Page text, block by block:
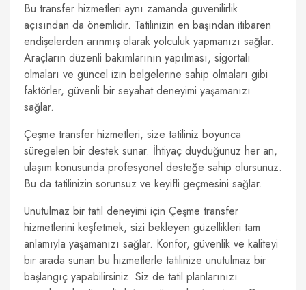
Bu transfer hizmetleri aynı zamanda güvenilirlik
açısından da önemlidir. Tatilinizin en başından itibaren
endişelerden arınmış olarak yolculuk yapmanızı sağlar.
Araçların düzenli bakımlarının yapılması, sigortalı
olmaları ve güncel izin belgelerine sahip olmaları gibi
faktörler, güvenli bir seyahat deneyimi yaşamanızı
sağlar.
Çeşme transfer hizmetleri, size tatiliniz boyunca
süregelen bir destek sunar. İhtiyaç duyduğunuz her an,
ulaşım konusunda profesyonel desteğe sahip olursunuz.
Bu da tatilinizin sorunsuz ve keyifli geçmesini sağlar.
Unutulmaz bir tatil deneyimi için Çeşme transfer
hizmetlerini keşfetmek, sizi bekleyen güzellikleri tam
anlamıyla yaşamanızı sağlar. Konfor, güvenlik ve kaliteyi
bir arada sunan bu hizmetlerle tatilinize unutulmaz bir
başlangıç yapabilirsiniz. Siz de tatil planlarınızı